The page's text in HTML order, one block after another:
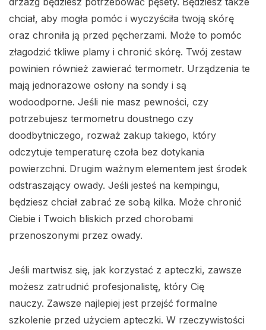
chciał, aby mogła pomóc i wyczyściła twoją skórę
oraz chroniła ją przed pęcherzami. Może to pomóc
złagodzić tkliwe plamy i chronić skórę. Twój zestaw
powinien również zawierać termometr. Urządzenia te
mają jednorazowe osłony na sondy i są
wodoodporne. Jeśli nie masz pewności, czy
potrzebujesz termometru doustnego czy
doodbytniczego, rozważ zakup takiego, który
odczytuje temperaturę czoła bez dotykania
powierzchni. Drugim ważnym elementem jest środek
odstraszający owady. Jeśli jesteś na kempingu,
będziesz chciał zabrać ze sobą kilka. Może chronić
Ciebie i Twoich bliskich przed chorobami
przenoszonymi przez owady.
Jeśli martwisz się, jak korzystać z apteczki, zawsze
możesz zatrudnić profesjonalistę, który Cię
nauczy. Zawsze najlepiej jest przejść formalne
szkolenie przed użyciem apteczki. W rzeczywistości